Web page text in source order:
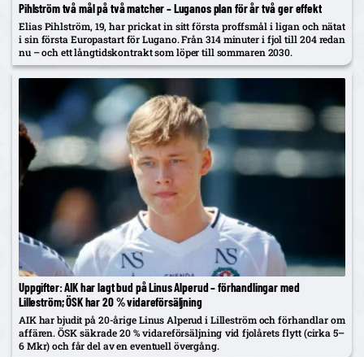
Pihlström två mål på två matcher – Luganos plan för år två ger effekt
Elias Pihlström, 19, har prickat in sitt första proffsmål i ligan och nätat
i sin första Europastart för Lugano. Från 314 minuter i fjol till 204 redan
nu – och ett långtidskontrakt som löper till sommaren 2030.
Uppgifter: AIK har lagt bud på Linus Alperud – förhandlingar med
Lilleström; ÖSK har 20 % vidareförsäljning
AIK har bjudit på 20-årige Linus Alperud i Lilleström och förhandlar om
affären. ÖSK säkrade 20 % vidareförsäljning vid fjolårets flytt (cirka 5–
6 Mkr) och får del av en eventuell övergång.